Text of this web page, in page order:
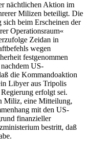
nächtlichen Aktion im
Milizen beteiligt. Die
beim Erscheinen der
Operationsraum«
Zeidan in
wegen
festgenommen
US-
die Kommandoaktion
Libyer aus Tripolis
erfolgt sei.
Miliz, eine Mitteilung,
mit den US-
finanzieller
bestritt, daß